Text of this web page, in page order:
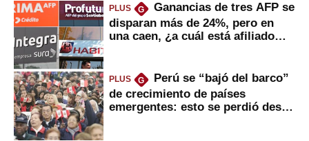
PLUS G
Ganancias de tres AFP se
disparan más de 24%, pero en
una caen, ¿a cuál está afiliado
PLUS G
Perú se “bajó del barco”
de crecimiento de países
emergentes: esto se perdió desde